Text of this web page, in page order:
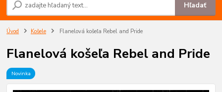
Hľadať
Úvod Košele Flanelová košeľa Rebel and Pride
Flanelová košeľa Rebel and Pride
Novinka